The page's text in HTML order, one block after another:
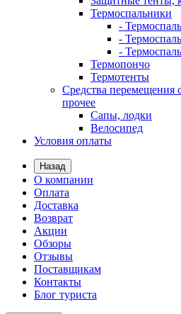
Термоспальники
-
-
-
Термопончо
Термотенты
Средства перемещения
прочее
Сапы, лодки
Велосипед
Условия оплаты
Назад
О компании
Оплата
Доставка
Возврат
Акции
Обзоры
Отзывы
Поставщикам
Контакты
Блог туриста